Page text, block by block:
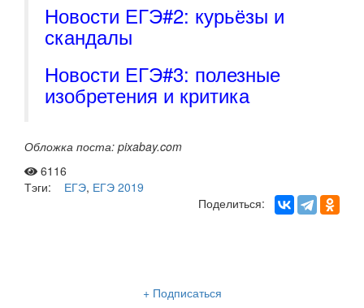
Новости ЕГЭ#2: курьёзы и
скандалы
Новости ЕГЭ#3: полезные
изобретения и критика
Обложка поста: pixabay.com
6116
Тэги:
ЕГЭ, ЕГЭ 2019
Поделиться:
+ Подписаться